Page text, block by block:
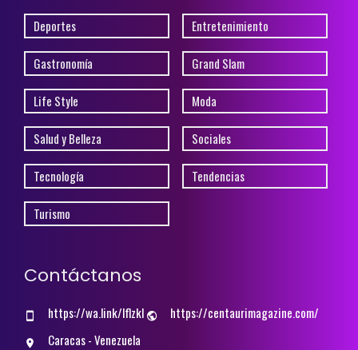
Deportes Entretenimiento
Gastronomía Grand Slam
Life Style Moda
Salud y Belleza Sociales
Tecnología Tendencias
Turismo
Contáctanos
https://wa.link/lflzkl
https://centaurimagazine.com/
Caracas - Venezuela